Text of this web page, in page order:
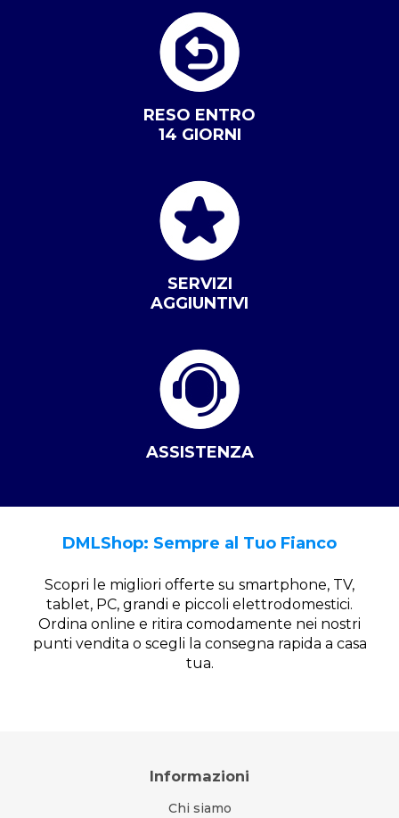
RESO ENTRO
14 GIORNI
SERVIZI
AGGIUNTIVI
ASSISTENZA
DMLShop: Sempre al Tuo Fianco
Scopri le migliori offerte su smartphone, TV,
tablet, PC, grandi e piccoli elettrodomestici.
Ordina online e ritira comodamente nei nostri
punti vendita o scegli la consegna rapida a casa
tua.
Informazioni
Chi siamo